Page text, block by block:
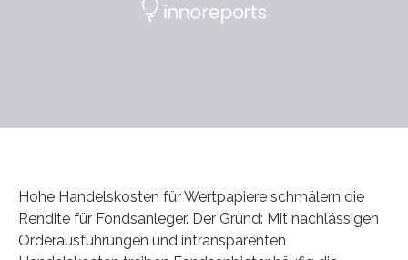
Hohe Handelskosten für Wertpapiere schmälern die
Rendite für Fondsanleger. Der Grund: Mit nachlässigen
Orderausführungen und intransparenten